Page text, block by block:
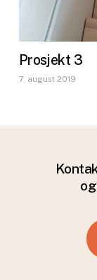
Prosjekt 3
7. august 2019